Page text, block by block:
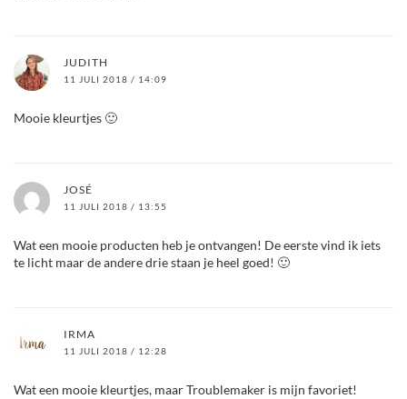
JUDITH
11 JULI 2018 / 14:09
Mooie kleurtjes 🙂
JOSÉ
11 JULI 2018 / 13:55
Wat een mooie producten heb je ontvangen! De eerste vind ik iets
te licht maar de andere drie staan je heel goed! 🙂
IRMA
11 JULI 2018 / 12:28
Wat een mooie kleurtjes, maar Troublemaker is mijn favoriet!